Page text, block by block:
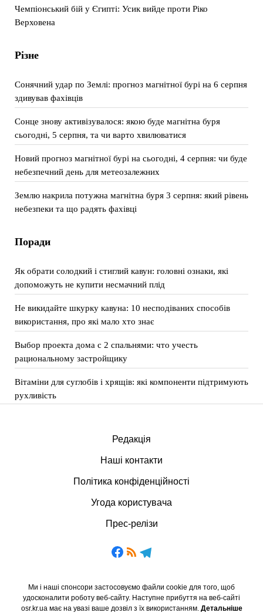
Чемпіонський бій у Єгипті: Усик вийде проти Ріко
Верховена
Різне
Сонячний удар по Землі: прогноз магнітної бурі на 6 серпня
здивував фахівців
Сонце знову активізувалося: якою буде магнітна буря
сьогодні, 5 серпня, та чи варто хвилюватися
Новий прогноз магнітної бурі на сьогодні, 4 серпня: чи буде
небезпечний день для метеозалежних
Землю накрила потужна магнітна буря 3 серпня: який рівень
небезпеки та що радять фахівці
Поради
Як обрати солодкий і стиглий кавун: головні ознаки, які
допоможуть не купити несмачний плід
Не викидайте шкурку кавуна: 10 несподіваних способів
використання, про які мало хто знає
Выбор проекта дома с 2 спальнями: что учесть
рациональному застройщику
Вітаміни для суглобів і хрящів: які компоненти підтримують
рухливість
Редакція
Наші контакти
Політика конфіденційності
Угода користувача
Прес-релізи
Ми і наші спонсори застосовуємо файли cookie для того, щоб
удосконалити роботу веб-сайту. Наступне прибуття на веб-сайті
osr.kr.ua має на увазі ваше дозвіл з їх використанням. Детальніше